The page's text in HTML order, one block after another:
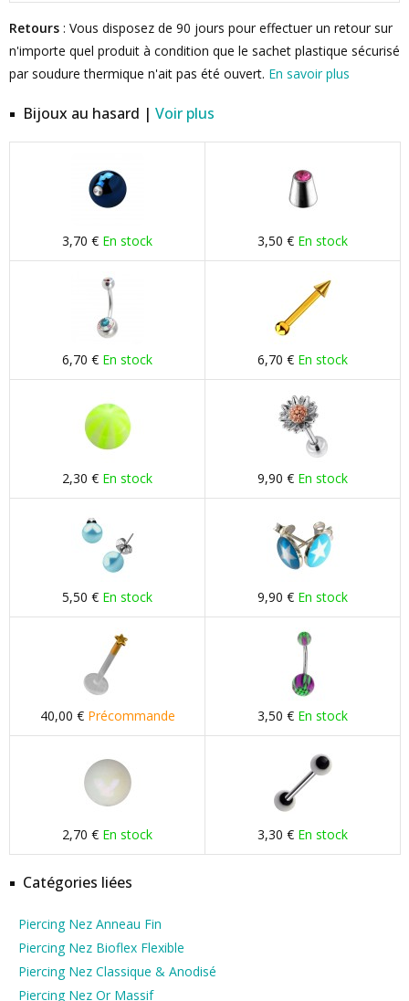
Retours : Vous disposez de 90 jours pour effectuer un retour sur
n'importe quel produit à condition que le sachet plastique sécurisé
par soudure thermique n'ait pas été ouvert. En savoir plus
Bijoux au hasard | Voir plus
3,70 € En stock 3,50 € En stock
6,70 € En stock 6,70 € En stock
2,30 € En stock 9,90 € En stock
5,50 € En stock 9,90 € En stock
40,00 € Précommande 3,50 € En stock
2,70 € En stock 3,30 € En stock
Catégories liées
Piercing Nez Anneau Fin
Piercing Nez Bioflex Flexible
Piercing Nez Classique & Anodisé
Piercing Nez Or Massif